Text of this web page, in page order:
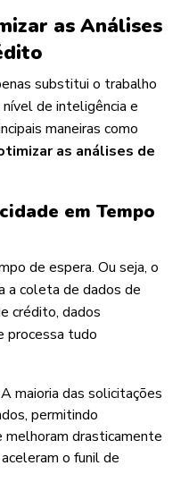
as Análises
substitui o trabalho
de inteligência e
maneiras como
as análises de
em Tempo
de espera. Ou seja, o
a coleta de dados de
crédito, dados
processa tudo
A maioria das solicitações
permitindo
melhoram drasticamente
o funil de